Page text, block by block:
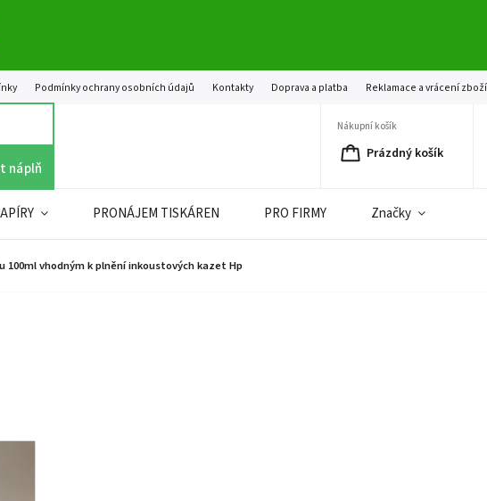
Podmínky ochrany osobních údajů Kontakty Doprava a platba Reklamace a vrácení zboží
náplň
Nákupní košík
Prázdný košík
PRONÁJEM TISKÁREN PRO FIRMY Značky
100ml vhodným k plnění inkoustových kazet Hp